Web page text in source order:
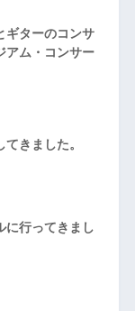
ギターのコンサ
アム・コンサー
きました。
に行ってきまし